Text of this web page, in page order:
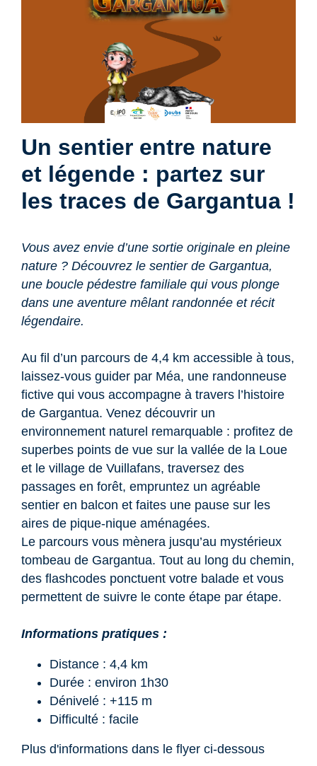
Un sentier entre nature
et légende : partez sur
les traces de Gargantua !
Vous avez envie d’une sortie originale en pleine
nature ? Découvrez le sentier de Gargantua,
une boucle pédestre familiale qui vous plonge
dans une aventure mêlant randonnée et récit
légendaire.
Au fil d’un parcours de 4,4 km accessible à tous,
laissez-vous guider par Méa, une randonneuse
fictive qui vous accompagne à travers l’histoire
de Gargantua. Venez découvrir un
environnement naturel remarquable : profitez de
superbes points de vue sur la vallée de la Loue
et le village de Vuillafans, traversez des
passages en forêt, empruntez un agréable
sentier en balcon et faites une pause sur les
aires de pique-nique aménagées.
Le parcours vous mènera jusqu’au mystérieux
tombeau de Gargantua. Tout au long du chemin,
des flashcodes ponctuent votre balade et vous
permettent de suivre le conte étape par étape.
Informations pratiques :
Distance : 4,4 km
Durée : environ 1h30
Dénivelé : +115 m
Difficulté : facile
Plus d'informations dans le flyer ci-dessous